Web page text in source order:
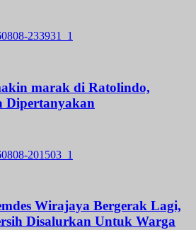
marak di Ratolindo,
Dipertanyakan
Wirajaya Bergerak Lagi,
Disalurkan Untuk Warga